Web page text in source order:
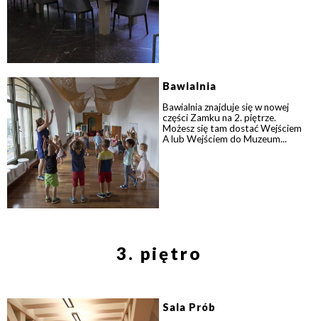
Bawialnia
Bawialnia znajduje się w nowej
części Zamku na 2. piętrze.
Możesz się tam dostać Wejściem
A lub Wejściem do Muzeum...
3. piętro
Sala Prób